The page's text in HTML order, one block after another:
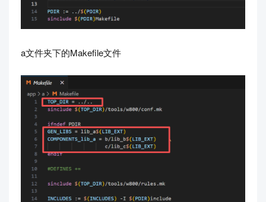
a文件夹下的Makefile文件